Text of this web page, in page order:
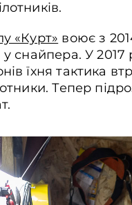
«Курт» воює з
у снайпера. У
їхня тактика
Тепер